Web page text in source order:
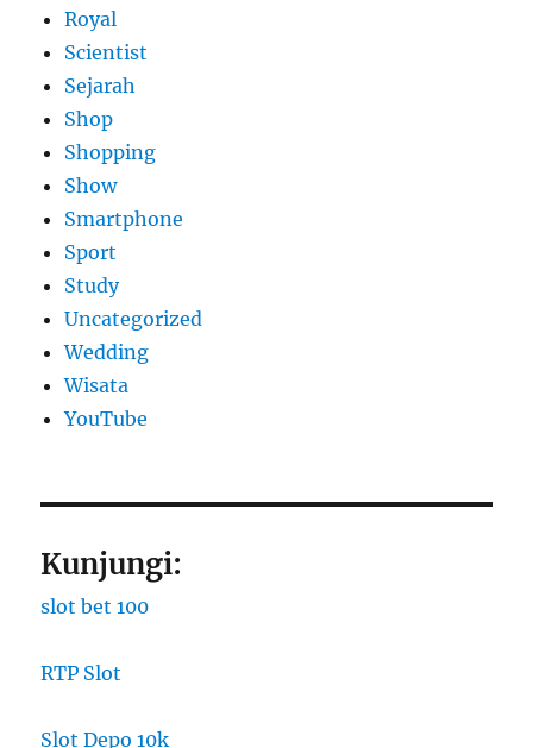
Royal
Scientist
Sejarah
Shop
Shopping
Show
Smartphone
Sport
Study
Uncategorized
Wedding
Wisata
YouTube
Kunjungi:
slot bet 100
RTP Slot
Slot Depo 10k